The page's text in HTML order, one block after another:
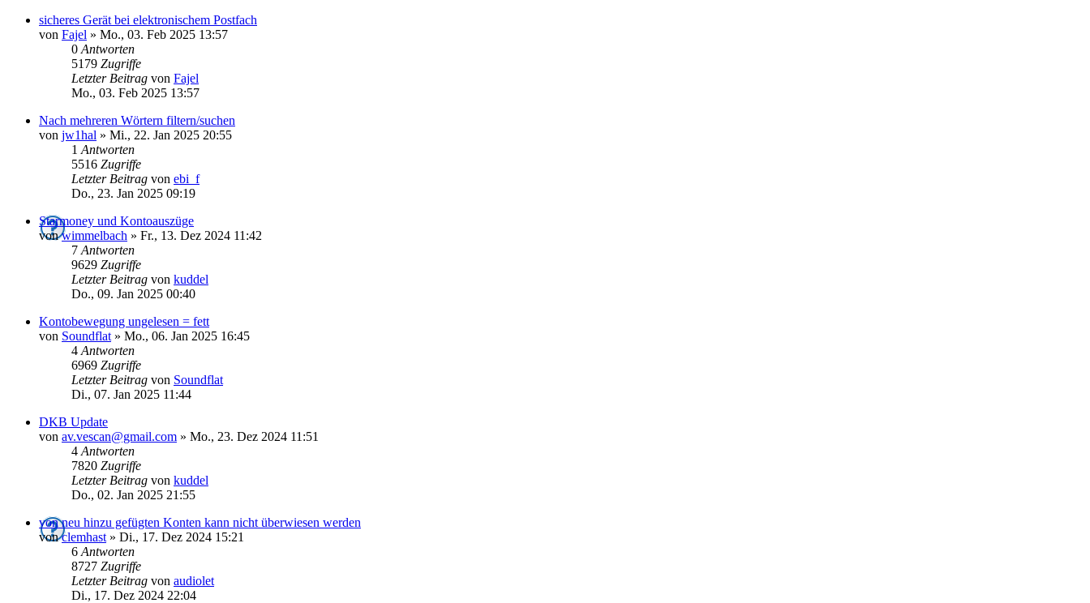
sicheres Gerät bei elektronischem Postfach
von Fajel » Mo., 03. Feb 2025 13:57
0 Antworten
5179 Zugriffe
Letzter Beitrag von Fajel
Mo., 03. Feb 2025 13:57
Nach mehreren Wörtern filtern/suchen
von jw1hal » Mi., 22. Jan 2025 20:55
1 Antworten
5516 Zugriffe
Letzter Beitrag von ebi_f
Do., 23. Jan 2025 09:19
Starmoney und Kontoauszüge
vonwimmelbach » Fr., 13. Dez 2024 11:42
7 Antworten
9629 Zugriffe
Letzter Beitrag von kuddel
Do., 09. Jan 2025 00:40
Kontobewegung ungelesen = fett
von Soundflat » Mo., 06. Jan 2025 16:45
4 Antworten
6969 Zugriffe
Letzter Beitrag von Soundflat
Di., 07. Jan 2025 11:44
DKB Update
von av.vescan@gmail.com » Mo., 23. Dez 2024 11:51
4 Antworten
7820 Zugriffe
Letzter Beitrag von kuddel
Do., 02. Jan 2025 21:55
von neu hinzu gefügten Konten kann nicht überwiesen werden
vonclemhast » Di., 17. Dez 2024 15:21
6 Antworten
8727 Zugriffe
Letzter Beitrag von audiolet
Di., 17. Dez 2024 22:04